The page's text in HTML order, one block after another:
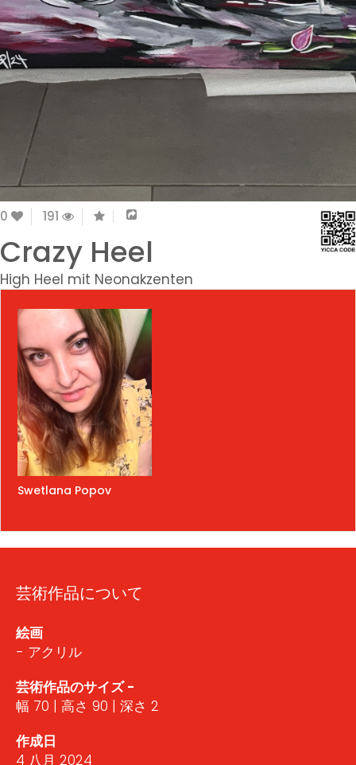
0 191
Crazy Heel
High Heel mit Neonakzenten
Swetlana Popov
芸術作品について
絵画
- アクリル
芸術作品のサイズ -
幅 70 | 高さ 90 | 深さ 2
作成日
4 八月 2024